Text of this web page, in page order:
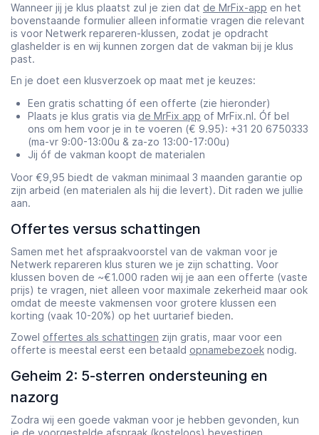
Wanneer jij je klus plaatst zul je zien dat de MrFix-app en het
bovenstaande formulier alleen informatie vragen die relevant
is voor Netwerk repareren-klussen, zodat je opdracht
glashelder is en wij kunnen zorgen dat de vakman bij je klus
past.
En je doet een klusverzoek op maat met je keuzes:
Een gratis schatting óf een offerte (zie hieronder)
Plaats je klus gratis via de MrFix app of MrFix.nl. Óf bel
ons om hem voor je in te voeren (€ 9.95): +31 20 6750333
(ma-vr 9:00-13:00u & za-zo 13:00-17:00u)
Jij óf de vakman koopt de materialen
Voor €9,95 biedt de vakman minimaal 3 maanden garantie op
zijn arbeid (en materialen als hij die levert). Dit raden we jullie
aan.
Offertes versus schattingen
Samen met het afspraakvoorstel van de vakman voor je
Netwerk repareren klus sturen we je zijn schatting. Voor
klussen boven de ~€1.000 raden wij je aan een offerte (vaste
prijs) te vragen, niet alleen voor maximale zekerheid maar ook
omdat de meeste vakmensen voor grotere klussen een
korting (vaak 10-20%) op het uurtarief bieden.
Zowel offertes als schattingen zijn gratis, maar voor een
offerte is meestal eerst een betaald opnamebezoek nodig.
Geheim 2: 5-sterren ondersteuning en
nazorg
Zodra wij een goede vakman voor je hebben gevonden, kun
je de voorgestelde afspraak (kosteloos) bevestigen,